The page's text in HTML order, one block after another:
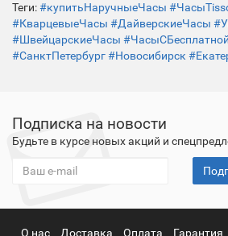
Теги:#купитьНаручныеЧасы
#КварцевыеЧасы #ДайверскиеЧасы
#ШвейцарскиеЧасы
#СанктПетербург #Новосибирск
Подписка на новости
Будьте в курсе новых акций и
О нас Доставка Оплата Гарантия